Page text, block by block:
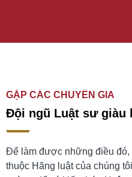
GẶP CÁC CHUYÊN GIA
Đội ngũ Luật sư giàu
Để làm được những điều đó,
thuộc Hãng luật của chúng